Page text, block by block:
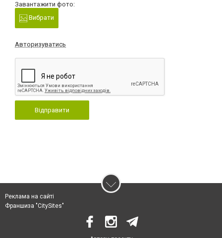
Завантажити фото:
Вибрати
Авторизуватись
Відправити
Реклама на сайті
Франшиза "CitySites"